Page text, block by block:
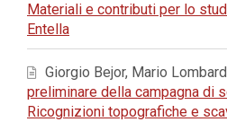
Materiali e contributi per lo
Entella
Giorgio Bejor, Mario
preliminare della campagna di
Ricognizioni topografiche e